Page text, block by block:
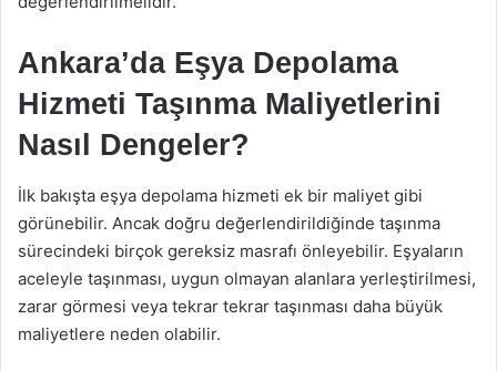
Ankara’da Eşya Depolama
Hizmeti Taşınma Maliyetlerini
Nasıl Dengeler?
İlk bakışta eşya depolama hizmeti ek bir maliyet gibi
görünebilir. Ancak doğru değerlendirildiğinde taşınma
sürecindeki birçok gereksiz masrafı önleyebilir. Eşyaların
aceleyle taşınması, uygun olmayan alanlara yerleştirilmesi,
zarar görmesi veya tekrar tekrar taşınması daha büyük
maliyetlere neden olabilir.